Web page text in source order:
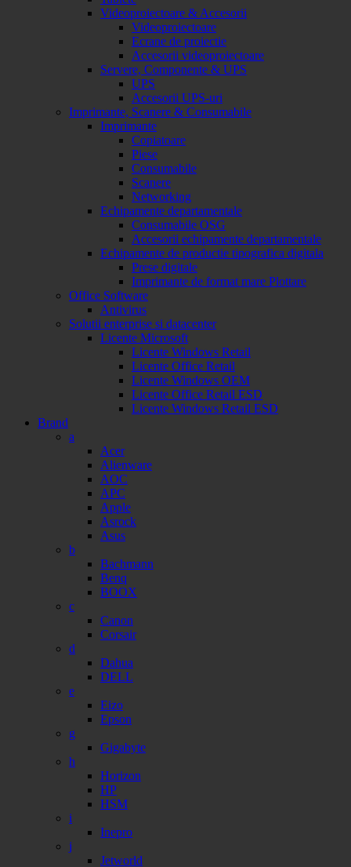
Videoproiectoare & Accesorii
Videoproiectoare
Ecrane de proiectie
Accesorii videoproiectoare
Servere, Componente & UPS
UPS
Accesorii UPS-uri
Imprimante, Scanere & Consumabile
Imprimante
Copiatoare
Piese
Consumabile
Scanere
Networking
Echipamente departamentale
Consumabile OSG
Accesorii echipamente departamentale
Echipamente de productie tipografica digitala
Prese digitale
Imprimante de format mare Plottare
Office Software
Antivirus
Solutii enterprise si datacenter
Licente Microsoft
Licente Windows Retail
Licente Office Retail
Licente Windows OEM
Licente Office Retail ESD
Licente Windows Retail ESD
Brand
a
Acer
Alienware
AOC
APC
Apple
Asrock
Asus
b
Bachmann
Benq
BOOX
c
Canon
Corsair
d
Dahua
DELL
e
Eizo
Epson
g
Gigabyte
h
Horizon
HP
HSM
i
Inepro
j
Jetworld